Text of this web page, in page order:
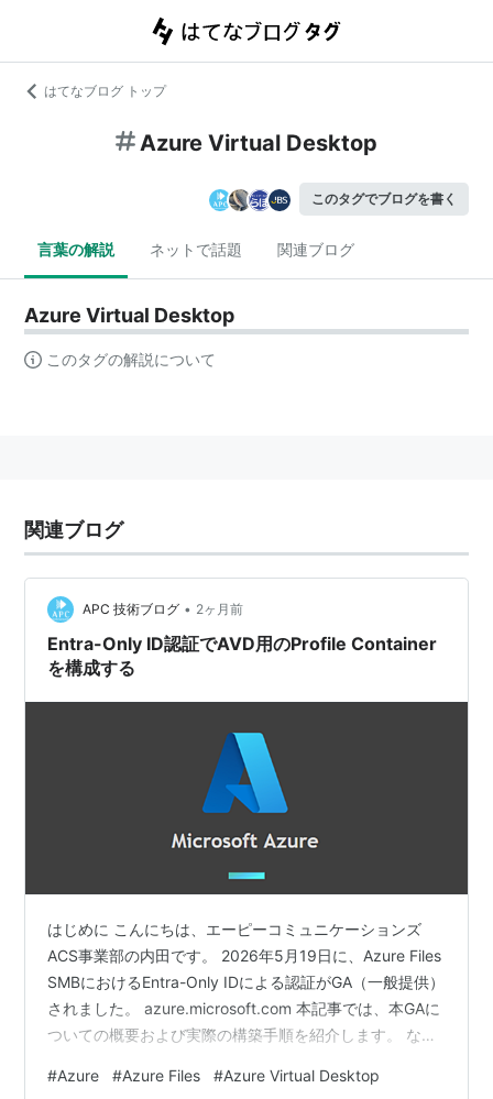
はてなブログ トップ
Azure Virtual Desktop
このタグでブログを書く
言葉の解説 ネットで話題 関連ブログ
Azure Virtual Desktop
このタグの解説について
関連ブログ
APC 技術ブログ • 2ヶ月前
Entra-Only ID認証でAVD用のProfile Container
を構成する
はじめに こんにちは、エーピーコミュニケーションズ
ACS事業部の内田です。 2026年5月19日に、Azure Files
SMBにおけるEntra-Only IDによる認証がGA（一般提供）
されました。 azure.microsoft.com 本記事では、本GAに
ついての概要および実際の構築手順を紹介します。 な
用のプロファイルサーバーをEntra-Only IDによる認証で
#Azure #Azure Files #Azure Virtual Desktop